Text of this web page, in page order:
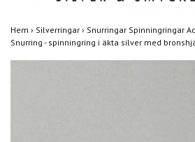
Hem › Silverringar › Snurringar Spinningringar
Snurring - spinningring i äkta silver med